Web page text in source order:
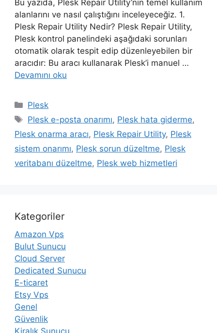
Bu yazıda, Plesk Repair Utility’nin temel kullanım
alanlarını ve nasıl çalıştığını inceleyeceğiz. 1.
Plesk Repair Utility Nedir? Plesk Repair Utility,
Plesk kontrol panelindeki aşağıdaki sorunları
otomatik olarak tespit edip düzenleyebilen bir
aracıdır: Bu aracı kullanarak Plesk’i manuel …
Devamını oku
Kategoriler
Plesk
Etiketler
Plesk e-posta onarımı, Plesk hata giderme,
Plesk onarma aracı, Plesk Repair Utility, Plesk
sistem onarımı, Plesk sorun düzeltme, Plesk
veritabanı düzeltme, Plesk web hizmetleri
Kategoriler
Amazon Vps
Bulut Sunucu
Cloud Server
Dedicated Sunucu
E-ticaret
Etsy Vps
Genel
Güvenlik